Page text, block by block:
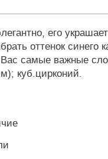
его
оттенок синего
самые важные
куб.цирконий.